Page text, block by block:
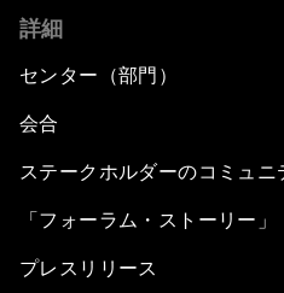
詳細
センター（部門）
会合
ステークホルダーのコミュニ
「フォーラム・ストーリー」
プレスリリース